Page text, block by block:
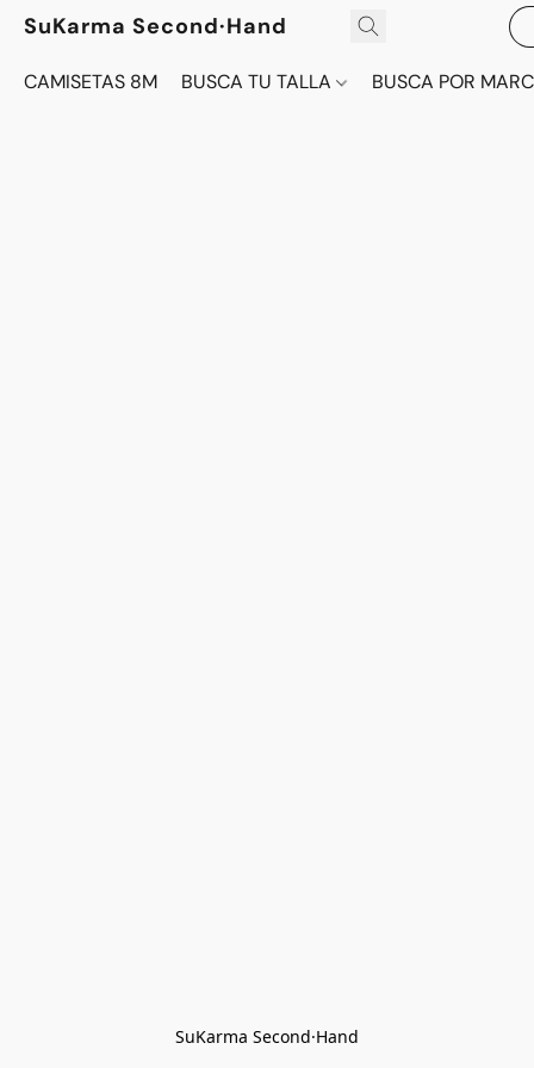
SuKarma Second·Hand
CAMISETAS 8M BUSCA TU TALLA BUSCA POR
SuKarma Second·Hand